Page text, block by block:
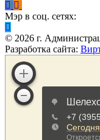
Мэр в соц. сетях:
© 2026 г.
Разработка сайта: